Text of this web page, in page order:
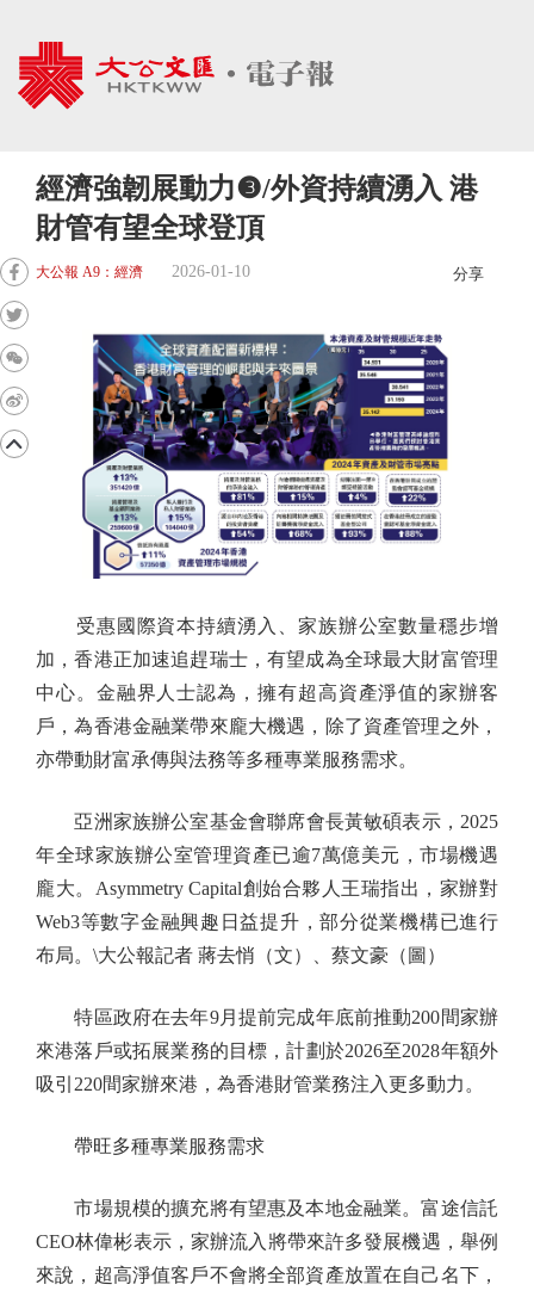
經濟強韌展動力❸/外資持續湧入 港
財管有望全球登頂
大公報 A9：經濟 2026-01-10 分享
受惠國際資本持續湧入、家族辦公室數量穩步增
加，香港正加速追趕瑞士，有望成為全球最大財富管理
中心。金融界人士認為，擁有超高資產淨值的家辦客
戶，為香港金融業帶來龐大機遇，除了資產管理之外，
亦帶動財富承傳與法務等多種專業服務需求。
亞洲家族辦公室基金會聯席會長黃敏碩表示，2025
年全球家族辦公室管理資產已逾7萬億美元，市場機遇
龐大。Asymmetry Capital創始合夥人王瑞指出，家辦對
Web3等數字金融興趣日益提升，部分從業機構已進行
布局。\大公報記者 蔣去悄（文）、蔡文豪（圖）
特區政府在去年9月提前完成年底前推動200間家辦
來港落戶或拓展業務的目標，計劃於2026至2028年額外
吸引220間家辦來港，為香港財管業務注入更多動力。
帶旺多種專業服務需求
市場規模的擴充將有望惠及本地金融業。富途信託
CEO林偉彬表示，家辦流入將帶來許多發展機遇，舉例
來說，超高淨值客戶不會將全部資產放置在自己名下，